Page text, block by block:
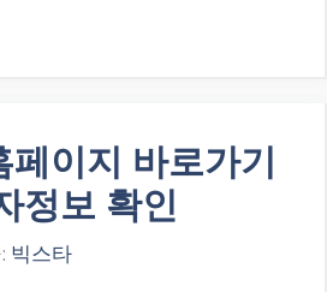
페이지 바로가기
정보 확인
빅스타